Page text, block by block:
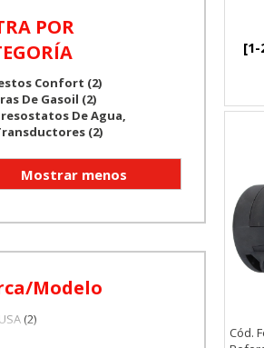
POR
Confort (2)
De Gasoil (2)
De Agua,
(2)
Modelo
(2)
[1-
Cód.
CONFIGURACIÓN DE
Estas cookies son